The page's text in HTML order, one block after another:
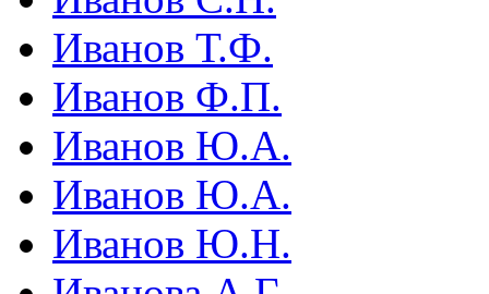
Иванов Т.Ф.
Иванов Ф.П.
Иванов Ю.А.
Иванов Ю.А.
Иванов Ю.Н.